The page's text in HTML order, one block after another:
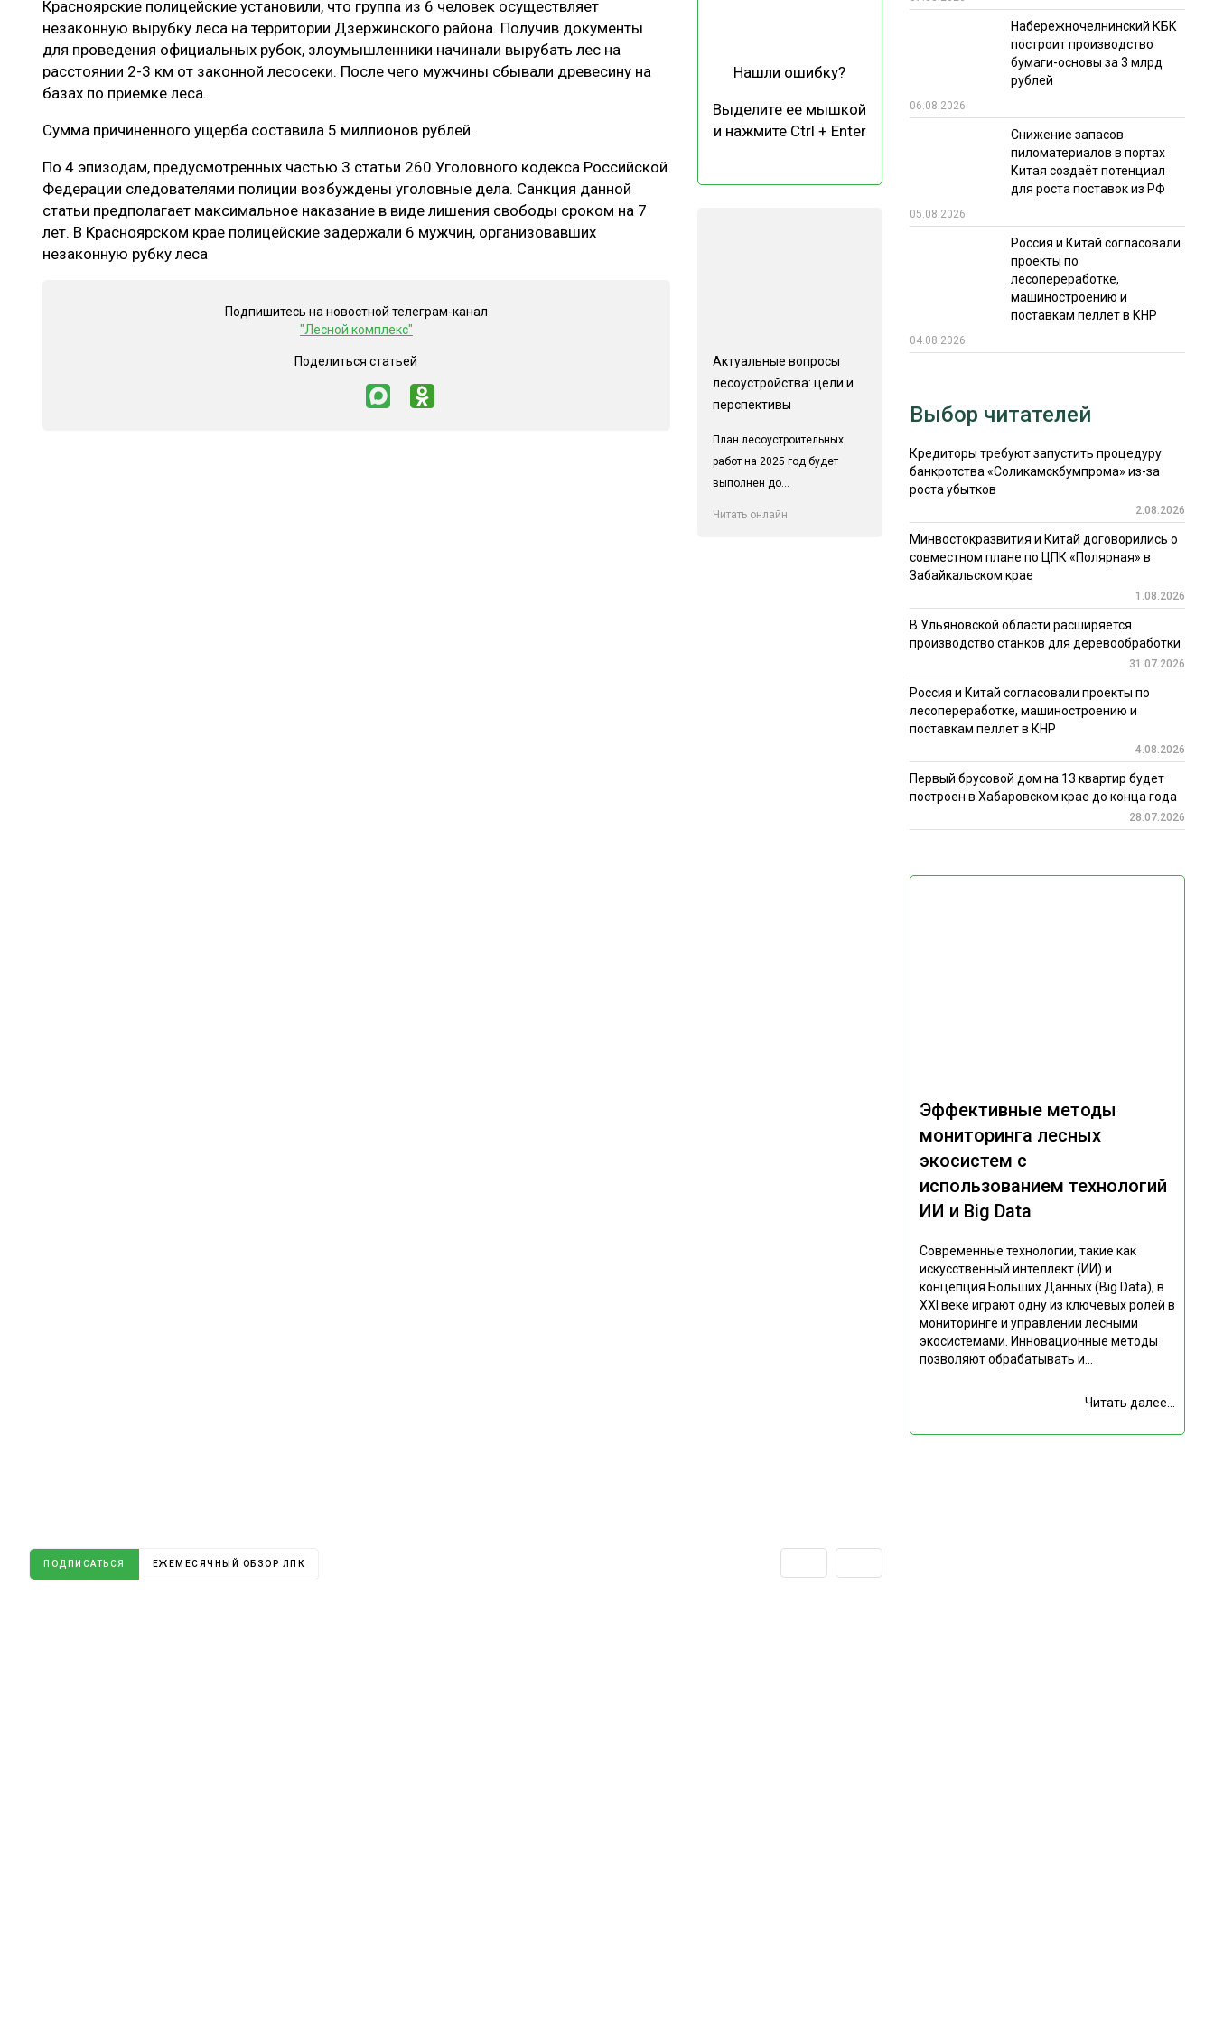
ЛЕСОВОССТАНОВЛЕНИЕ И ЗАЩИТА
ПРОИЗВОДСТВО ДРЕВЕСНЫХ ПЛИТ
СУШКА ДРЕВЕСИНЫ
ОТРАСЛЕВАЯ ДИСКУССИЯ
КАЛЕНДАРЬ ВЫСТАВОК ИТОГИ МЕРОПРИЯТИЙ
Красноярские полицейские установили, что группа из 6 человек осуществляет
незаконную вырубку леса на территории Дзержинского района. Получив документы
для проведения официальных рубок, злоумышленники начинали вырубать лес на
расстоянии 2-3 км от законной лесосеки. После чего мужчины сбывали древесину на
базах по приемке леса.
Сумма причиненного ущерба составила 5 миллионов рублей.
По 4 эпизодам, предусмотренных частью 3 статьи 260 Уголовного кодекса Российской
Федерации следователями полиции возбуждены уголовные дела. Санкция данной
статьи предполагает максимальное наказание в виде лишения свободы сроком на 7
лет. В Красноярском крае полицейские задержали 6 мужчин, организовавших
незаконную рубку леса
Подпишитесь на новостной телеграм-канал
"Лесной комплекс"
Поделиться статьей
Нашли ошибку?
Выделите ее мышкой
и нажмите Ctrl + Enter
Актуальные вопросы
лесоустройства: цели и
перспективы
План лесоустроительных
работ на 2025 год будет
выполнен до...
Читать онлайн
Набережночелнинский КБК
построит производство
бумаги-основы за 3 млрд
рублей
06.08.2026
Снижение запасов
пиломатериалов в портах
Китая создаёт потенциал
для роста поставок из РФ
05.08.2026
Россия и Китай согласовали
проекты по
лесопереработке,
машиностроению и
поставкам пеллет в КНР
04.08.2026
Эффективные методы
мониторинга лесных
экосистем с
использованием технологий
ИИ и Big Data
Современные технологии, такие как
искусственный интеллект (ИИ) и
концепция Больших Данных (Big Data), в
XXI веке играют одну из ключевых ролей в
мониторинге и управлении лесными
экосистемами. Инновационные методы
позволяют обрабатывать и...
Читать далее...
ПОДПИСАТЬСЯ ЕЖЕМЕСЯЧНЫЙ ОБЗОР ЛПК
Выбор читателей
Кредиторы требуют запустить процедуру
банкротства «Соликамскбумпрома» из-за
роста убытков
2.08.2026
Минвостокразвития и Китай договорились о
совместном плане по ЦПК «Полярная» в
Забайкальском крае
1.08.2026
В Ульяновской области расширяется
производство станков для деревообработки
31.07.2026
Россия и Китай согласовали проекты по
лесопереработке, машиностроению и
поставкам пеллет в КНР
4.08.2026
Первый брусовой дом на 13 квартир будет
построен в Хабаровском крае до конца года
28.07.2026